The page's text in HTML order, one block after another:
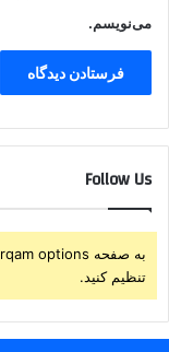
می‌نویسم.
Follow Us
تنظیم کنید.